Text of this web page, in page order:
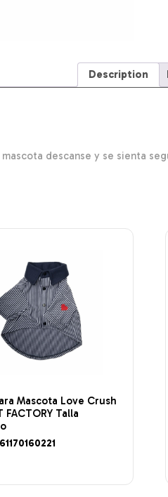
Description
descanse y se sienta
Mascota Love Crush
FACTORY Talla